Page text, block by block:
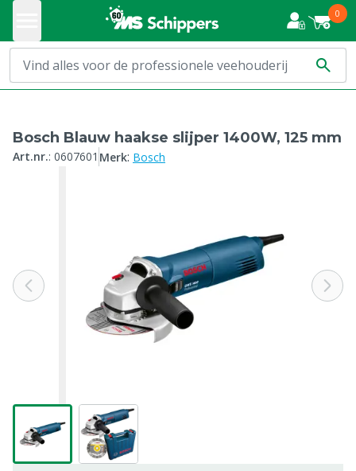
0
Bosch Blauw haakse slijper 1400W, 125 mm
Art.nr.: 0607601 Merk: Bosch